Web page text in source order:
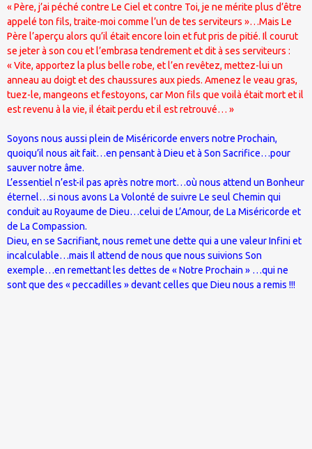
« Père, j’ai péché contre Le Ciel et contre Toi, je ne mérite plus d’être
appelé ton fils, traite-moi comme l’un de tes serviteurs »…Mais Le
Père l’aperçu alors qu’il était encore loin et fut pris de pitié. Il courut
se jeter à son cou et l’embrasa tendrement et dit à ses serviteurs :
« Vite, apportez la plus belle robe, et l’en revêtez, mettez-lui un
anneau au doigt et des chaussures aux pieds. Amenez le veau gras,
tuez-le, mangeons et festoyons, car Mon fils que voilà était mort et il
est revenu à la vie, il était perdu et il est retrouvé… »
Soyons nous aussi plein de Miséricorde envers notre Prochain,
quoiqu’il nous ait fait…en pensant à Dieu et à Son Sacrifice…pour
sauver notre âme.
L’essentiel n’est-il pas après notre mort…où nous attend un Bonheur
éternel…si nous avons La Volonté de suivre Le seul Chemin qui
conduit au Royaume de Dieu…celui de L’Amour, de La Miséricorde et
de La Compassion.
Dieu, en se Sacrifiant, nous remet une dette qui a une valeur Infini et
incalculable…mais Il attend de nous que nous suivions Son
exemple…en remettant les dettes de « Notre Prochain » …qui ne
sont que des « peccadilles » devant celles que Dieu nous a remis !!!